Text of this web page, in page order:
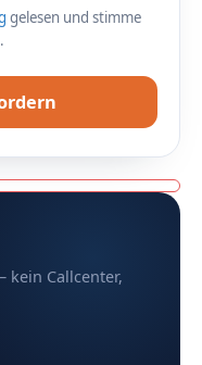
gelesen und stimme
kein Callcenter,